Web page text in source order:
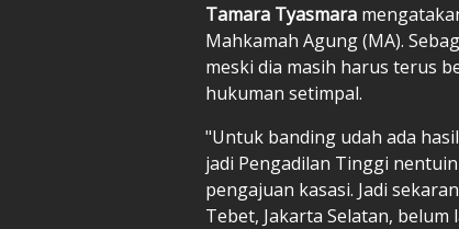
Tamara Tyasmara
Mahkamah Agung (MA).
meski dia masih harus terus
hukuman setimpal.
"Untuk banding udah ada
jadi Pengadilan Tinggi
pengajuan kasasi. Jadi
Tebet, Jakarta Selatan, belum